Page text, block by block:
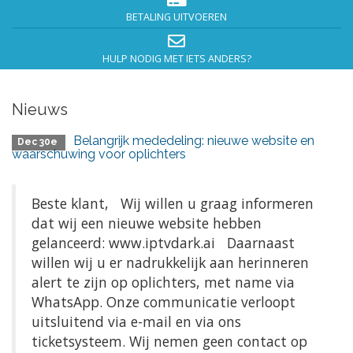
BETALING UITVOEREN
HULP NODIG MET IETS ANDERS?
Nieuws
Dec 30e
Belangrijk mededeling: nieuwe website en
waarschuwing voor oplichters
Beste klant, Wij willen u graag informeren
dat wij een nieuwe website hebben
gelanceerd: www.iptvdark.ai Daarnaast
willen wij u er nadrukkelijk aan herinneren
alert te zijn op oplichters, met name via
WhatsApp. Onze communicatie verloopt
uitsluitend via e-mail en via ons
ticketsysteem. Wij nemen geen contact op